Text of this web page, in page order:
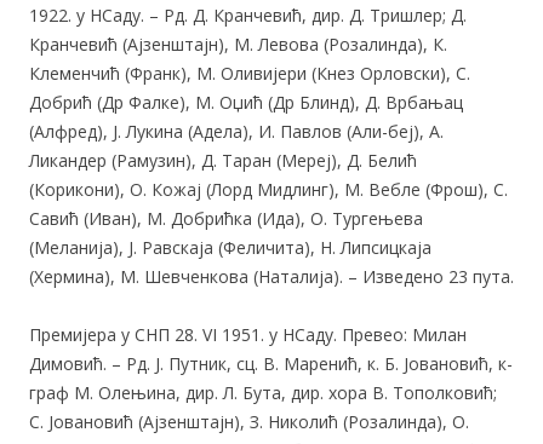
1922. у НСаду. – Рд. Д. Кранчевић, дир. Д. Тришлер; Д.
Кранчевић (Ајзенштајн), М. Левова (Розалинда), К.
Клеменчић (Франк), М. Оливијери (Кнез Орловски), С.
Добрић (Др Фалке), М. Оџић (Др Блинд), Д. Врбањац
(Алфред), Ј. Лукина (Адела), И. Павлов (Али-беј), А.
Ликандер (Рамузин), Д. Таран (Мереј), Д. Белић
(Корикони), О. Кожај (Лорд Мидлинг), М. Вебле (Фрош), С.
Савић (Иван), М. Добрићка (Ида), О. Тургењева
(Меланија), Ј. Равскаја (Феличита), Н. Липсицкаја
(Хермина), М. Шевченкова (Наталија). – Изведено 23 пута.
Премијера у СНП 28. VI 1951. у НСаду. Превео: Милан
Димовић. – Рд. Ј. Путник, сц. В. Маренић, к. Б. Јовановић, к-
граф М. Олењина, дир. Л. Бута, дир. хора В. Тополковић;
С. Јовановић (Ајзенштајн), З. Николић (Розалинда), О.